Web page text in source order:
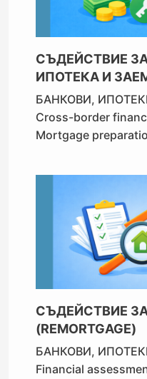
СЪДЕЙСТВИЕ
ИПОТЕКА И
БАНКОВИ,
Cross-border
Mortgage
СЪДЕЙСТВИЕ
(REMORTGAGE)
БАНКОВИ,
Financial